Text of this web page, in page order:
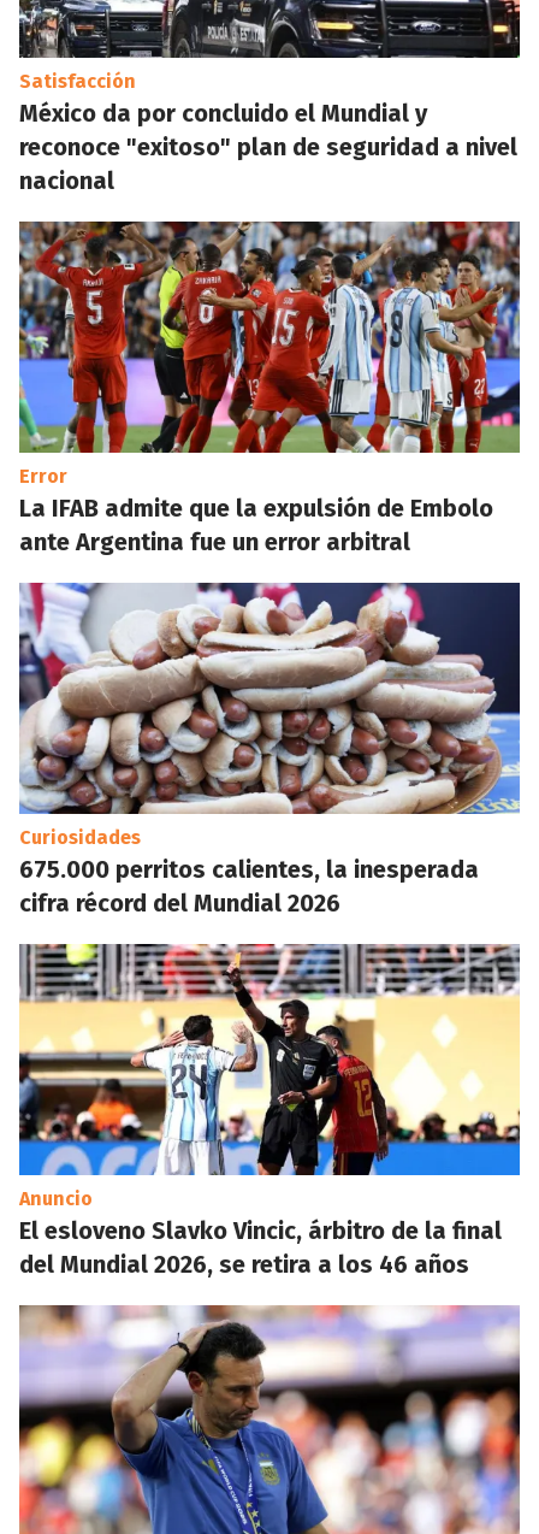
Satisfacción
México da por concluido el Mundial y
reconoce "exitoso" plan de seguridad a nivel
nacional
Error
La IFAB admite que la expulsión de Embolo
ante Argentina fue un error arbitral
Curiosidades
675.000 perritos calientes, la inesperada
cifra récord del Mundial 2026
Anuncio
El esloveno Slavko Vincic, árbitro de la final
del Mundial 2026, se retira a los 46 años